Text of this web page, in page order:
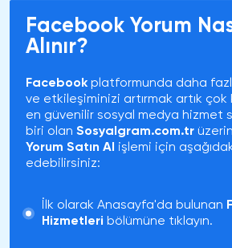
Facebook Yorum
Alınır?
Facebook platformunda daha
ve etkileşiminizi artırmak artık çok
en güvenilir sosyal medya hizmet
biri olan Sosyalgram.com.tr
Yorum Satın Al işlemi için
edebilirsiniz:
İlk olarak Anasayfa'da bulunan
Hizmetleri bölümüne tıklayın.